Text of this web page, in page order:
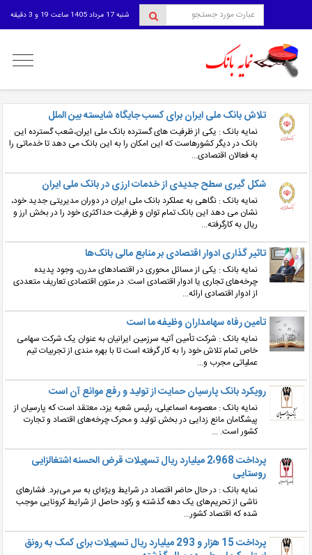
شنبه 17 مرداد 1405 ساعت 19 و 3 دقیقه
منوی
تلاش بانک ملی ایران برای کسب جایگاه شایسته بین الملل
نمایه بانک : یکی از ظرفیت های گسترده بانک ملی ایران،شعب گسترده این
بانک در دیگر کشورهاست که این امکان را به این بانک می دهد تا خدماتی را
به فعالان اقتصادی...
شکل گیری سطح جدیدی از خدمات ارزی در بانک ملی ایران
نمایه بانک : نگاهی به عملکرد بانک ملی ایران در دوران مدیریتی جدید خود،
نشان می دهد این بانک تمام توان و ظرفیت حداکثری خود را در بخش ارز و
ریال به کارگرفته...
تاثیر گذاری ادوار اقتصادی بر منابع مالی بانک‌ها
نمایه بانک : یکی از مسائل محوری در اقتصادهای مدرن، وجود پدیده‌
چرخه‌های تجاری یا ادوار اقتصادی است. در متون اقتصادی تعاریف متعددی
از ادوار اقتصادی ارائه...
تأمین رفاه سهامداران وظیفه ما است
نمایه بانک : شرکت تأمین آتیه سرزمین ایرانیان به عنوان یک شرکت سهامی
خاص تمام تلاش خود را به کار گرفته است تا با بهره مندی از تجربیات تیم
عملیاتی مجرب و...
رویکرد بانک پارسیان حمایت از تولید و رفع موانع آن است
نمایه بانک : معصومه اسماعیلی، رئیس شعبه یزد، معتقد است که پارسیان از
پیشگامان مانع زدایی در بخش تولید و محرک چرخه‌های اقتصاد و تجارت
کشور است. ...
پرداخت 2،968 میلیارد ریال تسهیلات قرض الحسنه اشتغالزایی
روستایی
نمایه بانک : در حال حاضر اقتصاد در شرایط ویژه‌ای به سر می‌برد. فشارهای
ناشی از تحریم‌های یک دهه گذشته و رکود حاصل از شرایط کرونایی موجب
شده که اقتصاد کشور...
پرداخت 15 هزار و 293 میلیارد ریال تسهیلات برای کمک به رونق